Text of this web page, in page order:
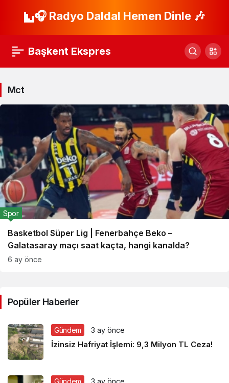
🎧 Radyo Daldal Hemen Dinle 🎶
Başkent Ekspres
Mct
Basketbol Süper Lig | Fenerbahçe Beko –
Galatasaray maçı saat kaçta, hangi kanalda?
Spor
6 ay önce
Popüler Haberler
Gündem 3 ay önce
İzinsiz Hafriyat İşlemi: 9,3 Milyon TL Ceza!
Gündem 3 ay önce